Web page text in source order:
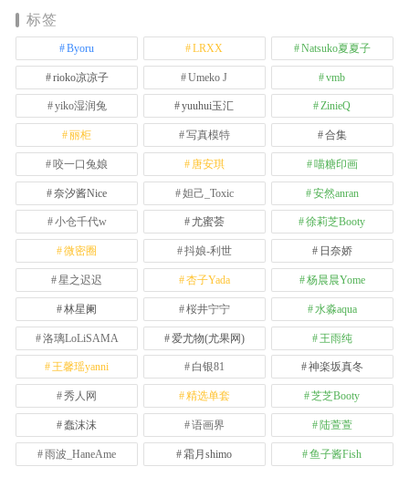
标签
Byoru LRXX Natsuko夏夏子
rioko凉凉子 Umeko J vmb
yiko湿润兔 yuuhui玉汇 ZinieQ
丽柜 写真模特 合集
咬一口兔娘 唐安琪 喵糖印画
奈汐酱Nice 妲己_Toxic 安然anran
小仓千代w 尤蜜荟 徐莉芝Booty
微密圈 抖娘-利世 日奈娇
星之迟迟 杏子Yada 杨晨晨Yome
林星阑 桜井宁宁 水淼aqua
洛璃LoLiSAMA 爱尤物(尤果网) 王雨纯
王馨瑶yanni 白银81 神楽坂真冬
秀人网 精选单套 芝芝Booty
蠢沫沫 语画界 陆萱萱
雨波_HaneAme 霜月shimo 鱼子酱Fish